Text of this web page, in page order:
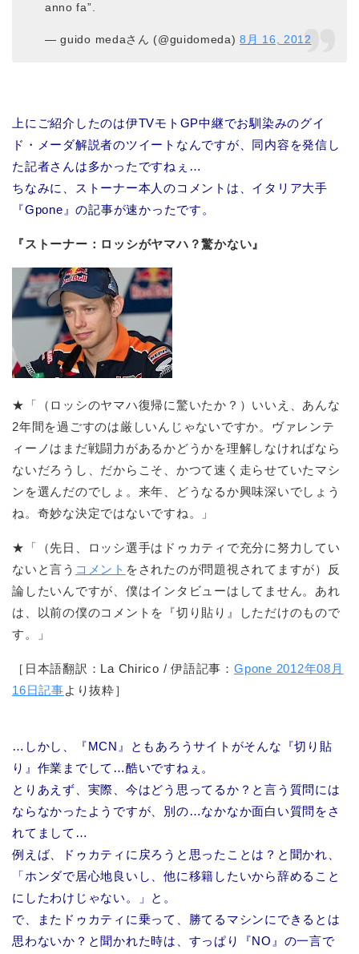
anno fa”.
— guido medaさん (@guidomeda)8月 16, 2012
上にご紹介したのは伊TVモトGP中継でお馴染みのグイ
ド・メーダ解説者のツイートなんですが、同内容を発信し
た記者さんは多かったですねぇ…
ちなみに、ストーナー本人のコメントは、イタリア大手
『Gpone』の記事が速かったです。
『ストーナー：ロッシがヤマハ？驚かない』
★「（ロッシのヤマハ復帰に驚いたか？）いいえ、あんな
2年間を過ごすのは厳しいんじゃないですか。ヴァレンテ
ィーノはまだ戦闘力があるかどうかを理解しなければなら
ないだろうし、だからこそ、かつて速く走らせていたマシ
ンを選んだのでしょ。来年、どうなるか興味深いでしょう
ね。奇妙な決定ではないですね。」
★「（先日、ロッシ選手はドゥカティで充分に努力してい
ないと言う コメント をされたのが問題視されてますが）反
論したいんですが、僕はインタビューはしてません。あれ
は、以前の僕のコメントを『切り貼り』しただけのもので
す。」
［日本語翻訳：La Chirico / 伊語記事： Gpone 2012年08月
16日記事より抜粋］
…しかし、『MCN』ともあろうサイトがそんな『切り貼
り』作業までして…酷いですねぇ。
とりあえず、実際、今はどう思ってるか？と言う質問には
ならなかったようですが、別の…なかなか面白い質問をさ
れてまして…
例えば、ドゥカティに戻ろうと思ったことは？と聞かれ、
「ホンダで居心地良いし、他に移籍したいから辞めること
にしたわけじゃない。」と。
で、またドゥカティに乗って、勝てるマシンにできるとは
思わないか？と聞かれた時は、すっぱり『NO』の一言で